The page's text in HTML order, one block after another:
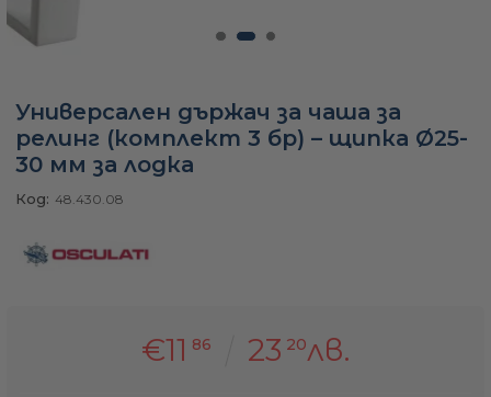
Универсален държач за чаша за
релинг (комплект 3 бр) – щипка Ø25-
30 мм за лодка
Код: 48.430.08
€11 86 23 20лв.